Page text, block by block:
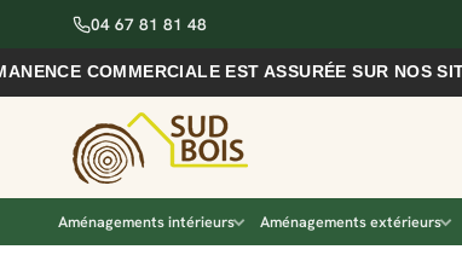
04 67 81 81 48
EST ASSURÉE SUR NOS SITES
Aménagements intérieurs Aménagements extérieurs